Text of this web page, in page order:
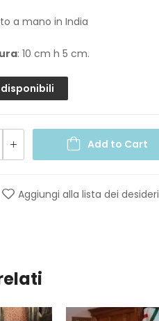
a mano in India
: 10 cm h 5 cm.
disponibili
Add to Cart
Aggiungi alla lista dei desideri